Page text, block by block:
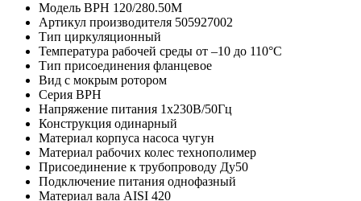
Модель BPH 120/280.50M
Артикул производителя 505927002
Тип циркуляционный
Температура рабочей среды от –10 до 110°C
Тип присоединения фланцевое
Вид с мокрым ротором
Серия BPH
Напряжение питания 1х230В/50Гц
Конструкция одинарный
Материал корпуса насоса чугун
Материал рабочих колес технополимер
Присоединение к трубопроводу Ду50
Подключение питания однофазный
Материал вала AISI 420